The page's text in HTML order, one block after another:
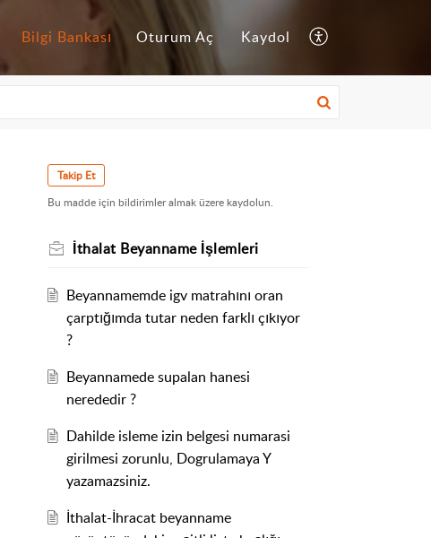
Bilgi Bankası Oturum Aç Kaydol
Takip Et
Bu madde için bildirimler almak üzere kaydolun.
İthalat Beyanname İşlemleri
Beyannamemde igv matrahını oran
çarptığımda tutar neden farklı çıkıyor
?
Beyannamede supalan hanesi
nerededir ?
Dahilde isleme izin belgesi numarasi
girilmesi zorunlu, Dogrulamaya Y
yazamazsiniz.
İthalat-İhracat beyanname